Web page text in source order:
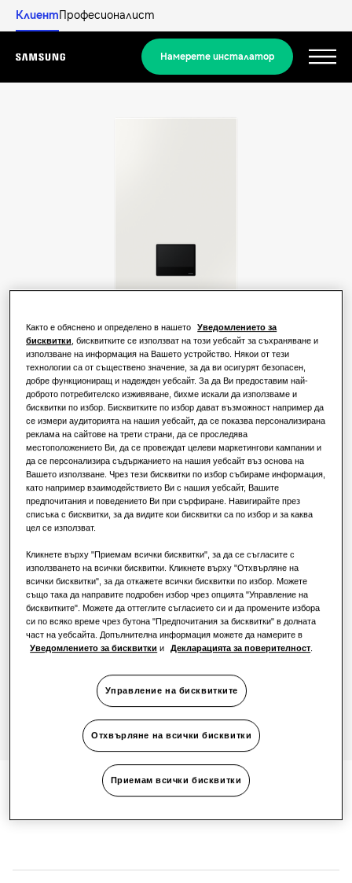
КлиентПрофесионалист
Menu
Намерете инсталатор
Какво е климатик и как работи?
РЕШЕНИЯ ЗА ТЪРГОВСКИ ОБЕКТИ
За хотели
За търговски обекти
За ресторанти
Устойчиво развитие
One Samsung
РЕШЕНИЯ ЗА ВАШИЯ ДОМ
Решения за термопомпи
РЕШЕНИЯ ЗА ТЪРГОВСКИ СГРАДИ
Решения за климатизация
Начини за управление
Продукти
Продукти
Водещи продукти
За Samsung
КАПАЦИТЕТ
16.0kW
ОТОПЛЕНИЕ 35°C: ОТОПЛЕНИЕ 55°C:
Split Hydro Unit S2 Standard
Наличен капацитет
Налична мощност
Монофазен Трифазен
Намерете инсталатор
Документация
Както е обяснено и определено в нашето
Уведомлението за
бисквитки , бисквитките се използват на този уебсайт за съхраняване и
използване на информация на Вашето устройство. Някои от тези
технологии са от съществено значение, за да ви осигурят безопасен,
добре функциониращ и надежден уебсайт. За да Ви предоставим най-
доброто потребителско изживяване, бихме искали да използваме и
бисквитки по избор. Бисквитките по избор дават възможност например да
се измери аудиторията на нашия уебсайт, да се показва персонализирана
реклама на сайтове на трети страни, да се проследява
местоположението Ви, да се провеждат целеви маркетингови кампании и
да се персонализира съдържанието на нашия уебсайт въз основа на
Вашето използване. Чрез тези бисквитки по избор събираме информация,
като например взаимодействието Ви с нашия уебсайт, Вашите
предпочитания и поведението Ви при сърфиране. Навигирайте през
списъка с бисквитки, за да видите кои бисквитки са по избор и за каква
цел се използват.
Кликнете върху "Приемам всички бисквитки", за да се съгласите с
използването на всички бисквитки. Кликнете върху "Отхвърляне на
всички бисквитки", за да откажете всички бисквитки по избор. Можете
също така да направите подробен избор чрез опцията "Управление на
бисквитките". Можете да оттеглите съгласието си и да промените избора
си по всяко време чрез бутона "Предпочитания за бисквитки" в долната
част на уебсайта. Допълнителна информация можете да намерите в
Уведомлението за бисквитки и Декларацията за поверителност
Управление на бисквитките
Отхвърляне на всички бисквитки
Приемам всички бисквитки